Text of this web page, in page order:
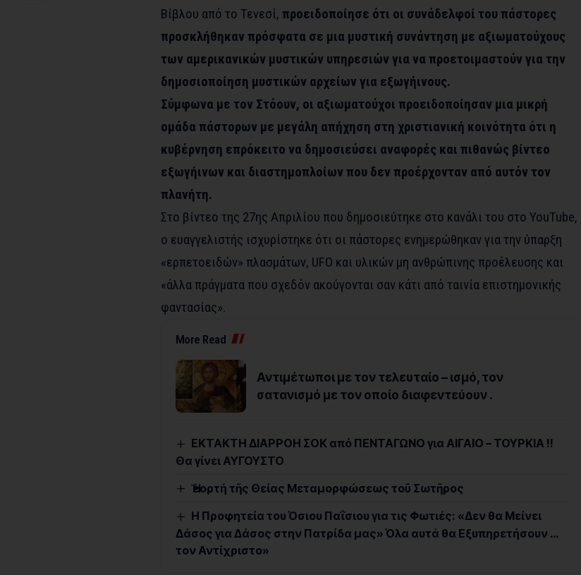
Βίβλου από το Τενεσί, προειδοποίησε ότι οι συνάδελφοί του πάστορες
προσκλήθηκαν πρόσφατα σε μια μυστική συνάντηση με αξιωματούχους
των αμερικανικών μυστικών υπηρεσιών για να προετοιμαστούν για την
δημοσιοποίηση μυστικών αρχείων για εξωγήινους.
Σύμφωνα με τον Στόουν, οι αξιωματούχοι προειδοποίησαν μια μικρή
ομάδα πάστορων με μεγάλη απήχηση στη χριστιανική κοινότητα ότι η
κυβέρνηση επρόκειτο να δημοσιεύσει αναφορές και πιθανώς βίντεο
εξωγήινων και διαστημοπλοίων που δεν προέρχονταν από αυτόν τον
πλανήτη.
Στο βίντεο της 27ης Απριλίου που δημοσιεύτηκε στο κανάλι του στο YouTube,
ο ευαγγελιστής ισχυρίστηκε ότι οι πάστορες ενημερώθηκαν για την ύπαρξη
«ερπετοειδών» πλασμάτων, UFO και υλικών μη ανθρώπινης προέλευσης και
«άλλα πράγματα που σχεδόν ακούγονται σαν κάτι από ταινία επιστημονικής
φαντασίας».
More Read
Αντιμέτωποι με τον τελευταίο – ισμό, τον
σατανισμό με τον οποίο διαφεντεύουν .
ΕΚΤΑΚΤΗ ΔΙΑΡΡΟΗ ΣΟΚ από ΠΕΝΤΑΓΩΝΟ για ΑΙΓΑΙΟ – ΤΟΥΡΚΙΑ !!
Θα γίνει ΑΥΓΟΥΣΤΟ
Ἡ ἑορτή τῆς Θείας Μεταμορφώσεως τοῦ Σωτῆρος
Η Προφητεία του Όσιου Παΐσιου για τις Φωτιές: «Δεν θα Μείνει
Δάσος για Δάσος στην Πατρίδα μας» Όλα αυτά θα Εξυπηρετήσουν …
τον Αντίχριστο»